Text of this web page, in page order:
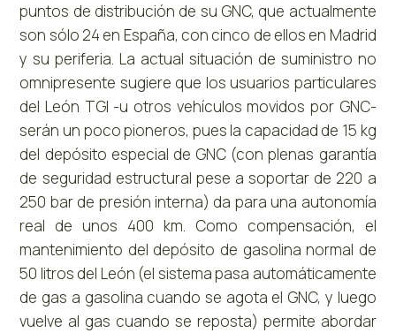
puntos de distribución de su GNC, que actualmente
son sólo 24 en España, con cinco de ellos en Madrid
y su periferia. La actual situación de suministro no
omnipresente sugiere que los usuarios particulares
del León TGI -u otros vehículos movidos por GNC-
serán un poco pioneros, pues la capacidad de 15 kg
del depósito especial de GNC (con plenas garantía
de seguridad estructural pese a soportar de 220 a
250 bar de presión interna) da para una autonomía
real de unos 400 km. Como compensación, el
mantenimiento del depósito de gasolina normal de
50 litros del León (el sistema pasa automáticamente
de gas a gasolina cuando se agota el GNC, y luego
vuelve al gas cuando se reposta) permite abordar